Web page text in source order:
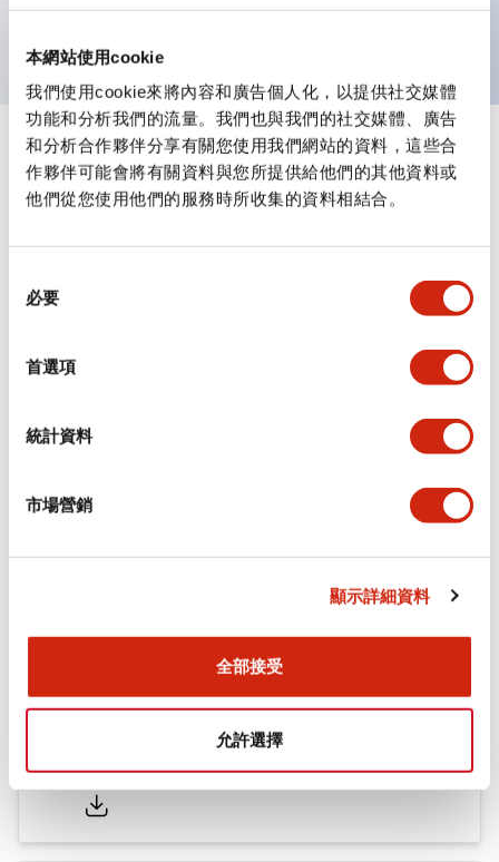
本網站使用cookie
我們使用cookie來將內容和廣告個人化，以提供社交媒體
功能和分析我們的流量。我們也與我們的社交媒體、廣告
和分析合作夥伴分享有關您使用我們網站的資料，這些合
作夥伴可能會將有關資料與您所提供給他們的其他資料或
他們從您使用他們的服務時所收集的資料相結合。
必要
首選項
統計資料
市場營銷
顯示詳細資料
全部接受
允許選擇
規格 顯示全部
審美規範
安裝和安裝規範
認證與標準
Flush Silhouette LW系列 控制元件 (英文版)
2025/09/19.PDF1.23MB